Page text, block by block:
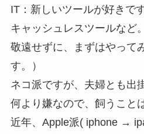
IT：新しいツールが好きで
キャッシュレスツールなど
敬遠せずに、まずはやって
す。）
ネコ派ですが、夫婦とも出
何より嫌なので、飼うこと
近年、Apple派( iphone →